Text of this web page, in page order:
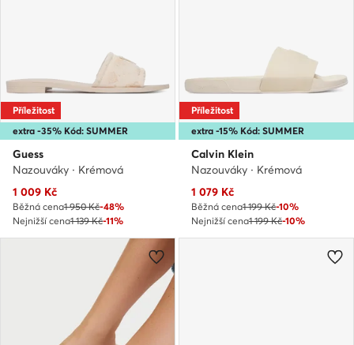
extra -35% Kód: SUMMER
Příležitost
Guess
Nazouváky · Krémová
Aktuální cena
1 009 Kč
Běžná cena1 950 Kč-48%
Nejnižší cena1 139 Kč-11%
extra -15% Kód: SUMMER
Příležitost
Calvin Klein
Nazouváky · Krémová
Aktuální cena
1 079 Kč
Běžná cena1 199 Kč-10%
Nejnižší cena1 199 Kč-10%